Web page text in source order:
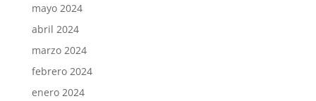
mayo 2024
abril 2024
marzo 2024
febrero 2024
enero 2024